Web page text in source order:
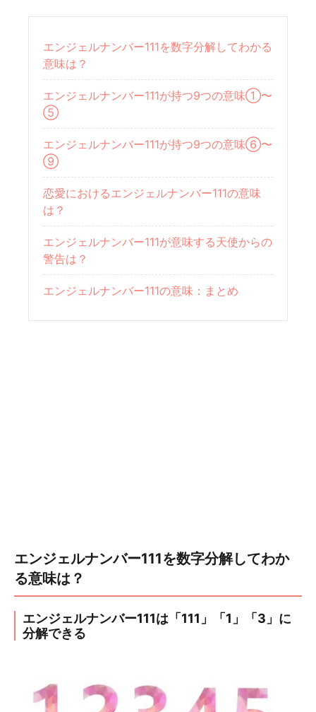
エンジェルナンバー111を数字分解してわかる
意味は？
エンジェルナンバー111が持つ9つの意味①〜
⑤
エンジェルナンバー111が持つ9つの意味⑥〜
⑨
恋愛におけるエンジェルナンバー111の意味
は？
エンジェルナンバー111が意味する天使からの
警告は？
エンジェルナンバー111の意味：まとめ
エンジェルナンバー111を数字分解してわか
る意味は？
エンジェルナンバー111は「111」「1」「3」に
分解できる